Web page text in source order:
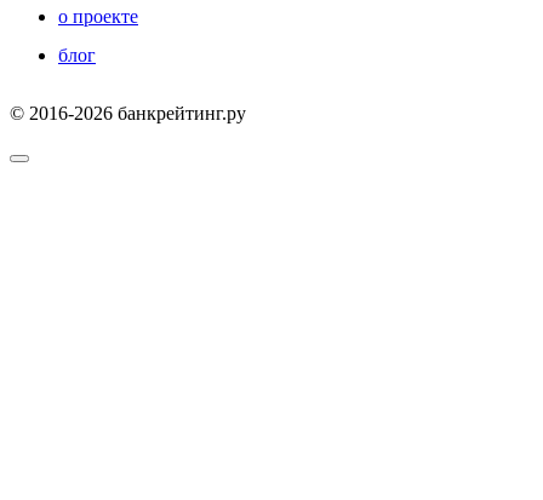
о проекте
блог
© 2016-2026 банкрейтинг.ру